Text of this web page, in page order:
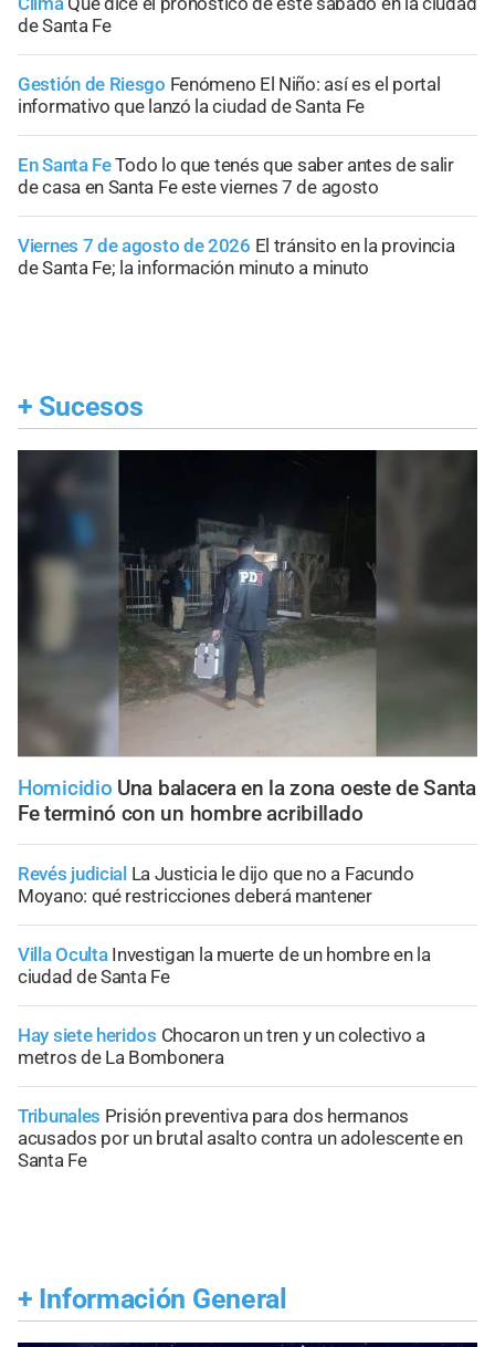
de Santa Fe
Gestión de Riesgo Fenómeno El Niño: así es el portal
informativo que lanzó la ciudad de Santa Fe
En Santa FeTodo lo que tenés que saber antes de salir
de casa en Santa Fe este viernes 7 de agosto
Viernes 7 de agosto de 2026 El tránsito en la provincia
de Santa Fe; la información minuto a minuto
+ Sucesos
Homicidio Una balacera en la zona oeste de Santa
Fe terminó con un hombre acribillado
Revés judicial La Justicia le dijo que no a Facundo
Moyano: qué restricciones deberá mantener
Villa Oculta Investigan la muerte de un hombre en la
ciudad de Santa Fe
Hay siete heridos Chocaron un tren y un colectivo a
metros de La Bombonera
Tribunales Prisión preventiva para dos hermanos
acusados por un brutal asalto contra un adolescente en
Santa Fe
+ Información General